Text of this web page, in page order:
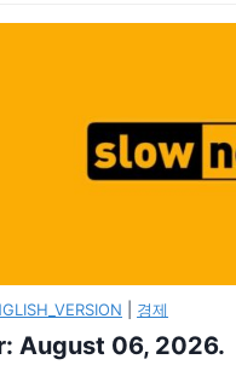
경제
August 06, 2026.